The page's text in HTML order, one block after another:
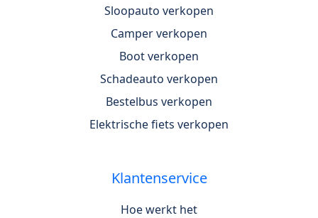
Sloopauto verkopen
Camper verkopen
Boot verkopen
Schadeauto verkopen
Bestelbus verkopen
Elektrische fiets verkopen
Klantenservice
Hoe werkt het